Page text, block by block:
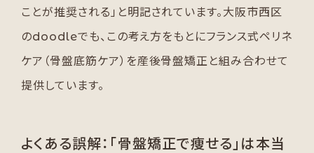
ことが推奨される」と明記されています。大阪市西区
のdoodleでも、この考え方をもとにフランス式ペリネ
ケア（骨盤底筋ケア）を産後骨盤矯正と組み合わせて
提供しています。
よくある誤解：「骨盤矯正で痩せる」は本当